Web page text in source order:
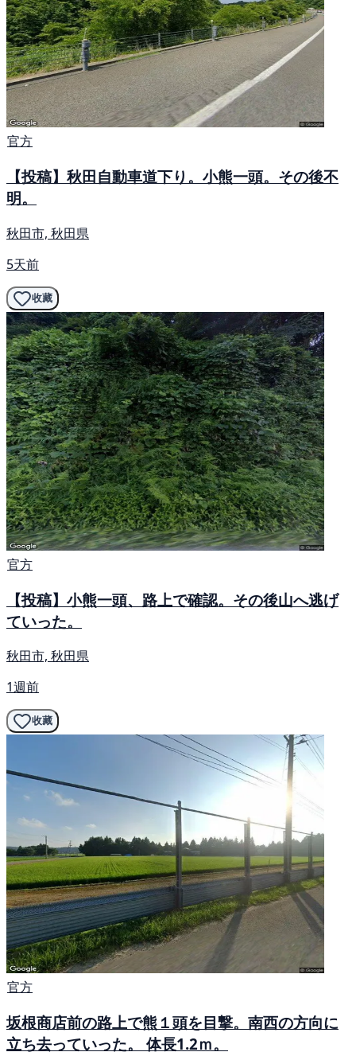
官方
【投稿】秋田自動車道下り。小熊一頭。その後不
明。
秋田市, 秋田県
5天前
收藏
官方
【投稿】小熊一頭、路上で確認。その後山へ逃げ
ていった。
秋田市, 秋田県
1週前
收藏
官方
坂根商店前の路上で熊１頭を目撃。南西の方向に
立ち去っていった。 体長1.2ｍ。